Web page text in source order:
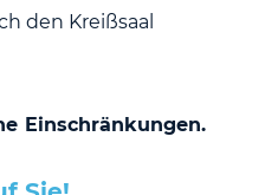
den Kreißsaal
Einschränkungen.